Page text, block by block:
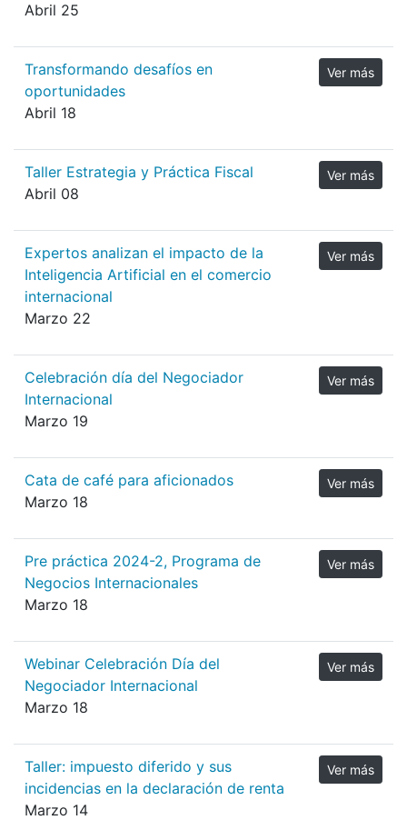
Abril 25
Transformando desafíos en
oportunidades
Abril 18
Ver más
Taller Estrategia y Práctica Fiscal
Abril 08
Ver más
Expertos analizan el impacto de la
Inteligencia Artificial en el comercio
internacional
Marzo 22
Ver más
Celebración día del Negociador
Internacional
Marzo 19
Ver más
Cata de café para aficionados
Marzo 18
Ver más
Pre práctica 2024-2, Programa de
Negocios Internacionales
Marzo 18
Ver más
Webinar Celebración Día del
Negociador Internacional
Marzo 18
Ver más
Taller: impuesto diferido y sus
incidencias en la declaración de renta
Marzo 14
Ver más